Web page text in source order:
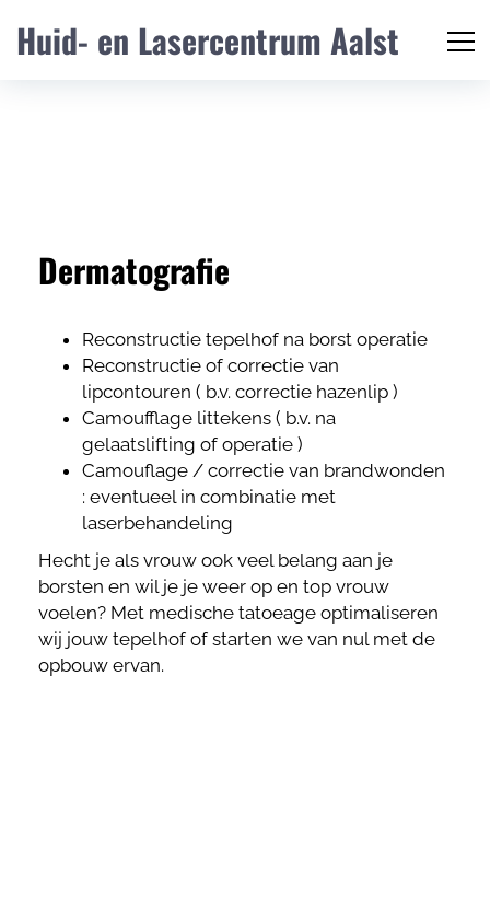
Huid- en Lasercentrum Aalst
Dermatografie
Reconstructie tepelhof na borst operatie
Reconstructie of correctie van
lipcontouren ( b.v. correctie hazenlip )
Camoufflage littekens ( b.v. na
gelaatslifting of operatie )
Camouflage / correctie van brandwonden
: eventueel in combinatie met
laserbehandeling
Hecht je als vrouw ook veel belang aan je
borsten en wil je je weer op en top vrouw
voelen? Met medische tatoeage optimaliseren
wij jouw tepelhof of starten we van nul met de
opbouw ervan.